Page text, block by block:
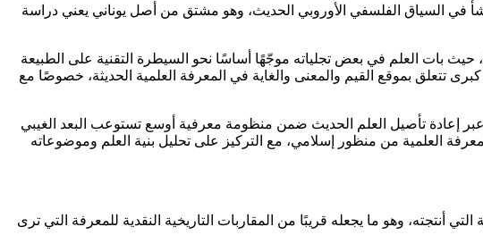
في السياق الفلسفي الأوروبي الحديث، وهو مشتق من أصل يوناني يعني دراسة
حيث بات العلم في بعض تجلياته موجّهًا أساسًا نحو السيطرة التقنية على الطبيعة
تتعلق بموقع القيم والمعنى والغاية في المعرفة العلمية الحديثة، خصوصًا مع
إعادة تأصيل العلم الحديث ضمن منظومة معرفية أوسع تستوعب البعد الغيبي
العلمية من منظور إسلامي، مع التركيز على تحليل بنية العلم وموضوعاته
أنتجته، وهو ما يجعله قريبًا من المقاربات التاريخية النقدية للمعرفة التي ترى